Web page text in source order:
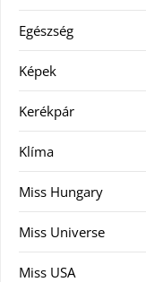
Egészség
Képek
Kerékpár
Klíma
Miss Hungary
Miss Universe
Miss USA